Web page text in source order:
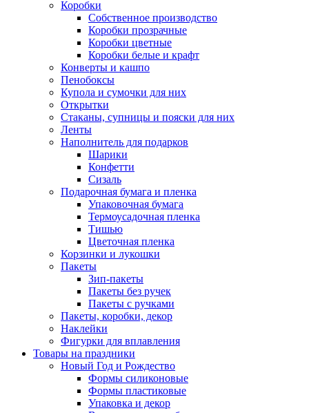
Коробки
Собственное производство
Коробки прозрачные
Коробки цветные
Коробки белые и крафт
Конверты и кашпо
Пенобоксы
Купола и сумочки для них
Открытки
Стаканы, супницы и пояски для них
Ленты
Наполнитель для подарков
Шарики
Конфетти
Сизаль
Подарочная бумага и пленка
Упаковочная бумага
Термоусадочная пленка
Тишью
Цветочная пленка
Корзинки и лукошки
Пакеты
Зип-пакеты
Пакеты без ручек
Пакеты с ручками
Пакеты, коробки, декор
Наклейки
Фигурки для вплавления
Товары на праздники
Новый Год и Рождество
Формы силиконовые
Формы пластиковые
Упаковка и декор